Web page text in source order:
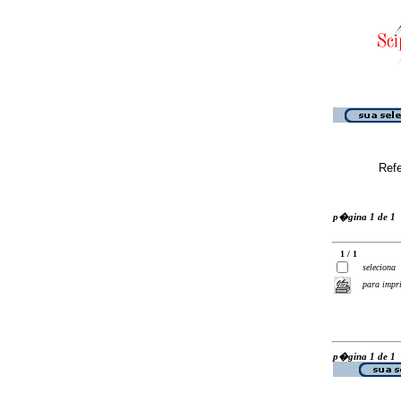
p�gina 1 de 1
1 / 1
seleciona
para
p�gina 1 de 1